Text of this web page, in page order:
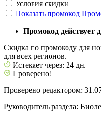
Условия скидки
Показать промокод
Промокод действует
Скидка по промокоду для
для всех регионов.
Истекает через: 24 дн.
Проверено!
Проверено редактором:
Руководитель раздела: